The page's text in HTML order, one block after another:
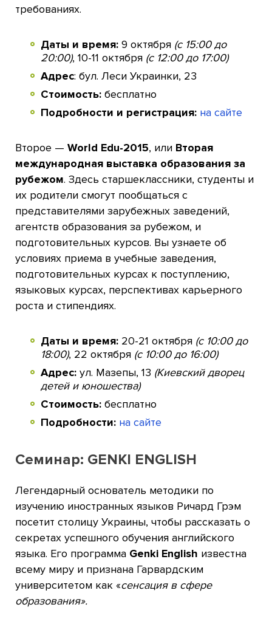
требованиях.
Даты и время: 9 октября (с 15:00 до
20:00), 10-11 октября (с 12:00 до 17:00)
Адрес: бул. Леси Украинки, 23
Стоимость: бесплатно
Подробности и регистрация: на сайте
Второе — World Edu-2015, или Вторая
международная выставка образования за
рубежом. Здесь старшеклассники, студенты и
их родители смогут пообщаться с
представителями зарубежных заведений,
агентств образования за рубежом, и
подготовительных курсов. Вы узнаете об
условиях приема в учебные заведения,
подготовительных курсах к поступлению,
языковых курсах, перспективах карьерного
роста и стипендиях.
Даты и время: 20-21 октября (с 10:00 до
18:00), 22 октября (с 10:00 до 16:00)
Адрес: ул. Мазепы, 13 (Киевский дворец
детей и юношества)
Стоимость: бесплатно
Подробности: на сайте
Семинар: GENKI ENGLISH
Легендарный основатель методики по
изучению иностранных языков Ричард Грэм
посетит столицу Украины, чтобы рассказать о
секретах успешного обучения английского
языка. Его программа Genki English известна
всему миру и признана Гарвардским
университетом как «сенсация в сфере
образования».